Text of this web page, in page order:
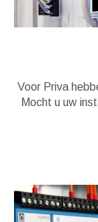
Voor Priva
Mocht u uw